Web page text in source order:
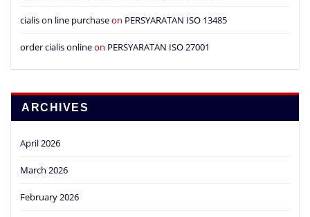
cialis on line purchaseon PERSYARATAN ISO 13485
order cialis onlineon PERSYARATAN ISO 27001
ARCHIVES
April 2026
March 2026
February 2026